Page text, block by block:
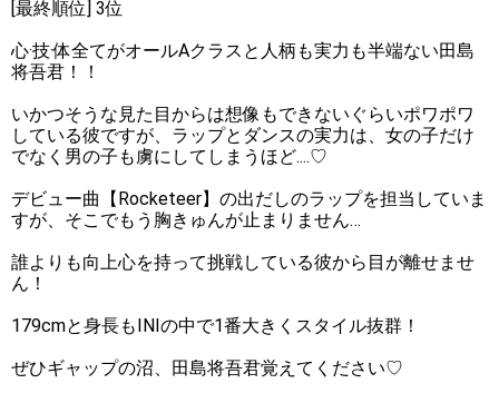
[最終順位] 3位
心·技·体全てがオールAクラスと人柄も実力も半端ない田島
将吾君！！
いかつそうな見た目からは想像もできないぐらいポワポワ
している彼ですが、ラップとダンスの実力は、女の子だけ
でなく男の子も虜にしてしまうほど....♡
デビュー曲【Rocketeer】の出だしのラップを担当していま
すが、そこでもう胸きゅんが止まりません…
誰よりも向上心を持って挑戦している彼から目が離せませ
ん！
179cmと身長もINIの中で1番大きくスタイル抜群！
ぜひギャップの沼、田島将吾君覚えてください♡